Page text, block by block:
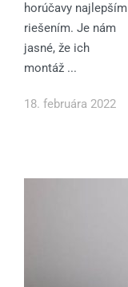
horúčavy najlepším
riešením. Je nám
jasné, že ich
montáž ...
18. februára 2022